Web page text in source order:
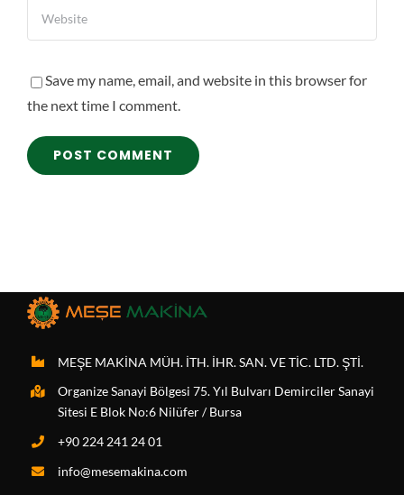
Save my name, email, and website in this browser for
the next time I comment.
MEŞE MAKİNA MÜH. İTH. İHR. SAN. VE TİC. LTD. ŞTİ.
Organize Sanayi Bölgesi 75. Yıl Bulvarı Demirciler Sanayi
Sitesi E Blok No:6 Nilüfer / Bursa
+90 224 241 24 01
info@mesemakina.com